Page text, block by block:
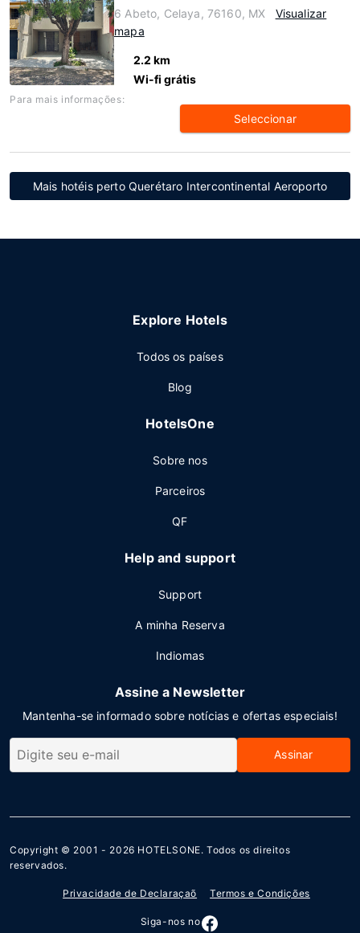
6 Abeto, Celaya, 76160, MX
Visualizar
mapa
2.2 km
Wi-fi grátis
Para mais informações:
Seleccionar
Mais hotéis perto Querétaro Intercontinental Aeroporto
Explore Hotels
Todos os países
Blog
HotelsOne
Sobre nos
Parceiros
QF
Help and support
Support
A minha Reserva
Indiomas
Assine a Newsletter
Mantenha-se informado sobre notícias e ofertas especiais!
Assinar
Copyright © 2001 - 2026 HOTELSONE. Todos os direitos
reservados.
Privacidade de Declaraçaõ Termos e Condições
Siga-nos no